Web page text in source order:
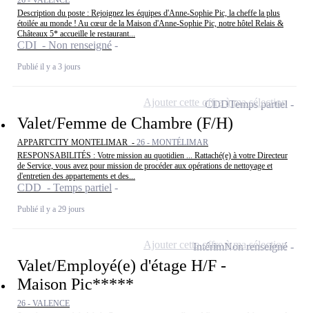
Description du poste : Rejoignez les équipes d'Anne-Sophie Pic, la cheffe la plus
étoilée au monde ! Au cœur de la Maison d'Anne-Sophie Pic, notre hôtel Relais &
Châteaux 5* accueille le restaurant...
CDI - Non renseigné
Publié il y a 3 jours
Valet/Femme de Chambre (F/H)
APPART'CITY MONTELIMAR - 26 - MONTÉLIMAR
RESPONSABILITÉS : Votre mission au quotidien ... Rattaché(e) à votre Directeur
de Service, vous avez pour mission de procéder aux opérations de nettoyage et
d'entretien des appartements et des...
CDD - Temps partiel
Publié il y a 29 jours
CDDTemps partiel
Ajouter cette offre à ma sélection
Valet/Employé(e) d'étage H/F -
Maison Pic*****
26 - VALENCE
IntérimNon renseigné
Ajouter cette offre à ma sélection